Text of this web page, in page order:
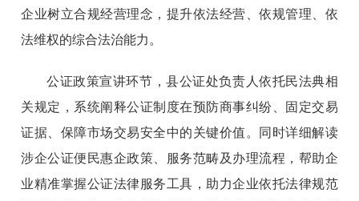
企业树立合规经营理念，提升依法经营、依规管理、依
法维权的综合法治能力。
公证政策宣讲环节，县公证处负责人依托民法典相
关规定，系统阐释公证制度在预防商事纠纷、固定交易
证据、保障市场交易安全中的关键价值。同时详细解读
涉企公证便民惠企政策、服务范畴及办理流程，帮助企
业精准掌握公证法律服务工具，助力企业依托法律规范